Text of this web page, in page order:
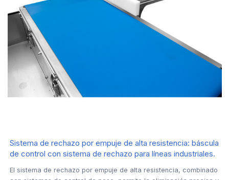
Sistema de rechazo por empuje de alta resistencia: báscula
de control con sistema de rechazo para líneas industriales.
El sistema de rechazo por empuje de alta resistencia, combinado